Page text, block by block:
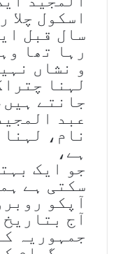
اسکول چلا
سال قبل
رہا تھا
و نشاں
لہنا
جانتے
عبد
نام،
ہے،
جو ایک
سکتی ہے
آپکو
جمہوریہ